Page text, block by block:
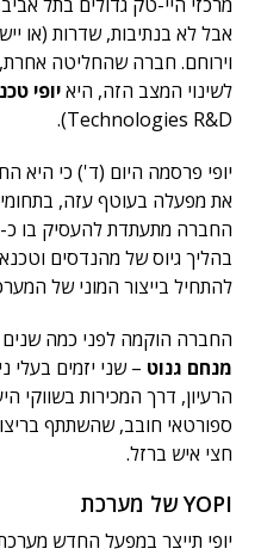
אבל לא בנתיבות, שדרות (או
וירוחם. חברה שהחליטה
לשינוי המצב הזה, היאיופי
Technologies R&D).
יופי פרסמה היום (ד') כי היא
את מפעלה בעוטף עזה,
בהליך גיוס של מהנדסים
להתחיל בייצור המוני של
החברה הוקמה לפני כמה שנים
מנחם גנוט – שני יזמים בעלי
הרעיון, דרך המכירות בשווקי
ספורטאי חובב, שהשתתף
חצי איש ברזל.
YOPI של מערכת
יופי תייצר במפעל החדש